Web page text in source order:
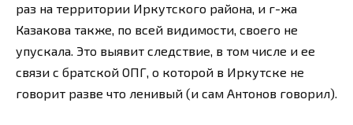
раз на территории Иркутского района, и г-жа
Казакова также, по всей видимости, своего не
упускала. Это выявит следствие, в том числе и ее
связи с братской ОПГ, о которой в Иркутске не
говорит разве что ленивый (и сам Антонов говорил).